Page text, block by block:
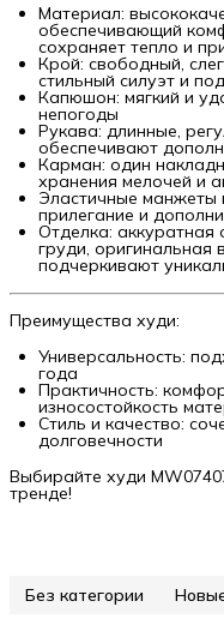
Материал:
обеспечивающий
сохраняет тепло и
Крой: свободный,
стильный силуэт и
Капюшон: мягкий и
непогоды
Рукава: длинные,
обеспечивают
Карман: один
хранения мелочей и
Эластичные манжеты
прилегание и
Отделка:
груди, оригинальная
подчеркивают
Преимущества худи:
Универсальность:
года
Практичность:
износостойкость
Стиль и качество:
долговечности
Выбирайте худи
тренде!
Без категории